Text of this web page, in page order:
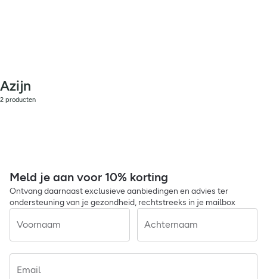
Azijn
2 producten
Meld je aan voor 10% korting
Ontvang daarnaast exclusieve aanbiedingen en advies ter
ondersteuning van je gezondheid, rechtstreeks in je mailbox
Voornaam Achternaam
Email